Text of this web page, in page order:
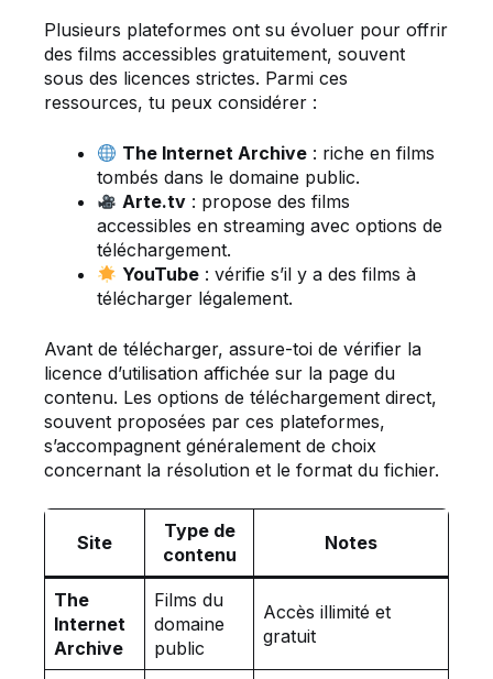
Plusieurs plateformes ont su évoluer pour offrir
des films accessibles gratuitement, souvent
sous des licences strictes. Parmi ces
ressources, tu peux considérer :
The Internet Archive : riche en films
tombés dans le domaine public.
Arte.tv : propose des films
accessibles en streaming avec options de
téléchargement.
YouTube : vérifie s’il y a des films à
télécharger légalement.
Avant de télécharger, assure-toi de vérifier la
licence d’utilisation affichée sur la page du
contenu. Les options de téléchargement direct,
souvent proposées par ces plateformes,
s’accompagnent généralement de choix
concernant la résolution et le format du fichier.
Site
Type de
contenu
Notes
The
Internet
Archive
Films du
domaine
public
Accès illimité et
gratuit